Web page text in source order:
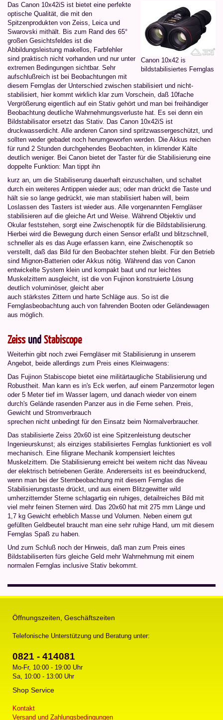
Canon 10x42 is
bildstabilisiertes Fernglas
Das Canon 10x42iS ist bietet eine perfekte
optische Qualität, die mit den
Spitzenprodukten von Zeiss, Leica und
Swarovski mithält. Bis zum Rand des 65°
großen Gesichtsfeldes ist die
Abbildungsleistung makellos, Farbfehler
sind praktisch nicht vorhanden und nur unter
extremen Bedingungen sichtbar. Sehr
aufschlußreich ist bei Beobachtungen mit
diesem Fernglas der Unterschied zwischen stabilisiert und nicht-
stabilisiert, hier kommt wirklich klar zum Vorschein, daß 10fache
Vergrößerung eigentlich auf ein Stativ gehört und man bei freihändiger
Beobachtung deutliche Wahrnehmungsverluste hat. Es sei denn ein
Bildstabilisator ersetzt das Stativ. Das Canon 10x42iS ist
druckwasserdicht. Alle anderen Canon sind spritzwassergeschützt, und
sollten weder gebadet noch herumgeworfen werden. Die Akkus reichen
für rund 2 Stunden durchgehendes Beobachten, in klirrender Kälte
deutlich weniger. Bei Canon bietet der Taster für die Stabilisierung eine
doppelte Funktion: Man tippt ihn
kurz an, um die Stabiliserung dauerhaft einzuschalten, und schaltet
durch ein weiteres Antippen wieder aus; oder man drückt die Taste und
hält sie so lange gedrückt, wie man stabilisiert haben will, beim
Loslassen des Tasters ist wieder aus. Alle vorgenannten Ferngläser
stabilisieren auf die gleiche Art und Weise. Während Objektiv und
Okular feststehen, sorgt eine Zwischenoptik für die Bildstabilisierung.
Hierbei wird die Bewegung durch einen Sensor erfaßt und blitzschnell,
schneller als es das Auge erfassen kann, eine Zwischenoptik so
verstellt, daß das Bild für den Beobachter stehen bleibt. Für den Betrieb
sind Mignon-Batterien oder Akkus nötig. Während das von Canon
entwickelte System klein und kompakt baut und nur leichtes
Muskelzittern ausgleicht, ist die von Fujinon konstruierte Lösung
deutlich voluminöser, gleicht aber
auch stärkstes Zittern und harte Schläge aus. So ist die
Fernglasbeobachtung auch von fahrenden Booten oder Geländewagen
aus möglich.
ZeissundStabiscope
Weiterhin gibt noch zwei Ferngläser mit Stabilisierung in unserem
Angebot, beide allerdings zum Preis eines Kleinwagens:
Das Fujinon Stabiscope bietet eine militärtaugliche Stabilisierung und
Robustheit. Man kann es in's Eck werfen, auf einem Panzermotor legen
oder 5 Meter tief im Wasser lagern, und danach wieder von einem
durch's Gelände rasenden Panzer aus in die Ferne sehen. Preis,
Gewicht und Stromverbrauch
sprechen nicht unbedingt für den Einsatz beim Normalverbraucher.
Das stabilisierte Zeiss 20x60 ist eine Spitzenleistung deutscher
Ingenieurskunst; als einziges stabilisiertes Fernglas funktioniert es voll
mechanisch. Eine filigrane Mechanik kompensiert leichtes
Muskelzittern. Die Stabilisierung erreicht bei weitem nicht das Niveau
der elektrisch betriebenen Geräte. Andererseits ist es beeindruckend,
wenn man bei der Sternbeobachtung mit diesem Fernglas die
Stabilisierungstaste drückt, und aus einem Blitzgewitter wild
umherzitternder Sterne schlagartig ein ruhiges, detailreiches Bild mit
viel mehr feinen Sternen wird. Das 20x60 hat mit 275 mm Länge und
1,7 kg Gewicht erheblich Masse und Volumen. Neben einem gut
gefüllten Geldbeutel braucht man eine sehr ruhige Hand, um mit diesem
Fernglas Spaß zu haben.
Und zum Schluß noch der Hinweis, daß man zum Preis eines
Bildstabiliserten fürs gleiche Geld mehr Wahrnehmung mit einem
normalen Fernglas inclusive Stativ bekommt.
Öffnungszeiten, Geschäftszeiten
Telefonische Unterstützung und Beratung unter:
0821 - 414081
Mo-Fr, 10:00 - 19:00 Uhr
Sa, 10:00 - 13:00 Uhr
Shop Service
Kontakt
Versand und Zahlungsbedingungen